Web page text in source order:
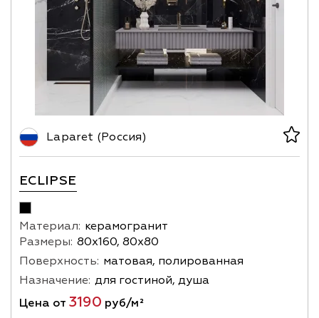
Laparet (Россия)
ECLIPSE
Материал: керамогранит
Размеры: 80х160, 80х80
Поверхность: матовая, полированная
Назначение: для гостиной, душа
Цена от 3190 руб/м²